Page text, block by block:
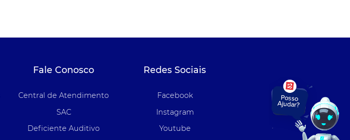
Fale Conosco
Central de Atendimento
SAC
Deficiente Auditivo
Redes Sociais
Facebook
Instagram
Youtube